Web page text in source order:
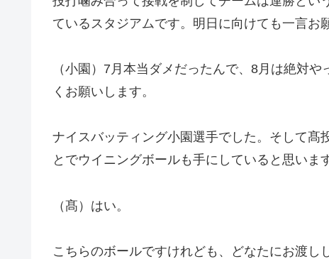
ているスタジアムです。明日に向けても一言お
（小園）7月本当ダメだったんで、8月は絶対
くお願いします。
ナイスバッティング小園選手でした。そして髙
とでウイニングボールも手にしていると思いま
（髙）はい。
こちらのボールですけれども、どなたにお渡し